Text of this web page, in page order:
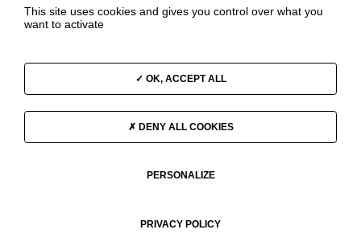
contact@groupelatouche.fr
Mentions légales
This site uses cookies and gives you control over what you
want to activate
OK, ACCEPT ALL
DENY ALL COOKIES
PERSONALIZE
PRIVACY POLICY